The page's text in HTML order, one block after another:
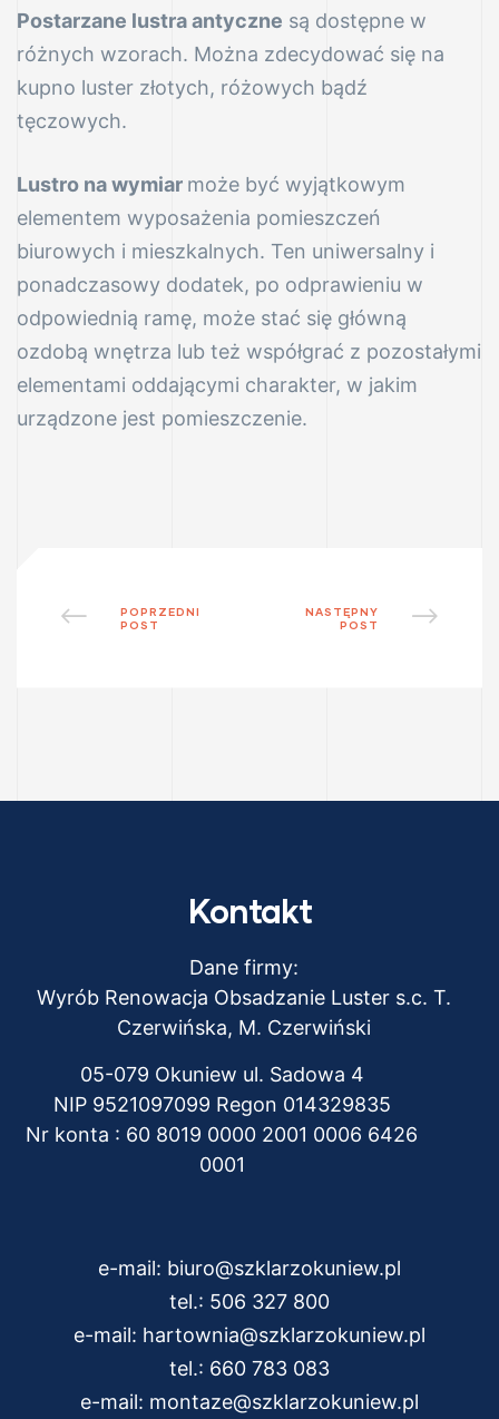
Postarzane lustra antyczne są dostępne w
różnych wzorach. Można zdecydować się na
kupno luster złotych, różowych bądź
tęczowych.
Lustro na wymiar może być wyjątkowym
elementem wyposażenia pomieszczeń
biurowych i mieszkalnych. Ten uniwersalny i
ponadczasowy dodatek, po odprawieniu w
odpowiednią ramę, może stać się główną
ozdobą wnętrza lub też współgrać z pozostałymi
elementami oddającymi charakter, w jakim
urządzone jest pomieszczenie.
POPRZEDNI
POST
NASTĘPNY
POST
Kontakt
Dane firmy:
Wyrób Renowacja Obsadzanie Luster s.c. T.
Czerwińska, M. Czerwiński
05-079 Okuniew ul. Sadowa 4
NIP 9521097099 Regon 014329835
Nr konta : 60 8019 0000 2001 0006 6426
0001
e-mail: biuro@szklarzokuniew.pl
tel.: 506 327 800
e-mail: hartownia@szklarzokuniew.pl
tel.: 660 783 083
e-mail: montaze@szklarzokuniew.pl